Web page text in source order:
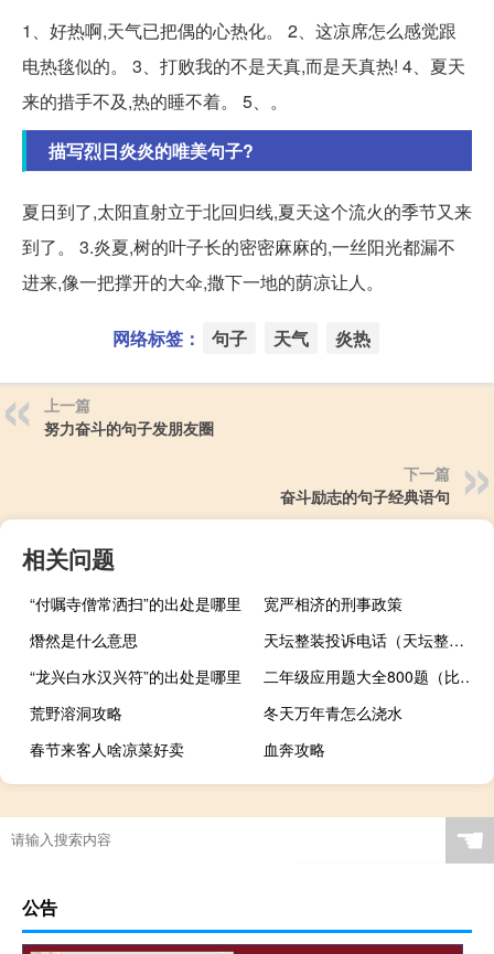
1、好热啊,天气已把偶的心热化。 2、这凉席怎么感觉跟
电热毯似的。 3、打败我的不是天真,而是天真热! 4、夏天
来的措手不及,热的睡不着。 5、。
描写烈日炎炎的唯美句子?
夏日到了,太阳直射立于北回归线,夏天这个流火的季节又来
到了。 3.炎夏,树的叶子长的密密麻麻的,一丝阳光都漏不
进来,像一把撑开的大伞,撒下一地的荫凉让人。
网络标签： 句子 天气 炎热
上一篇
努力奋斗的句子发朋友圈
下一篇
奋斗励志的句子经典语句
相关问题
“付嘱寺僧常洒扫”的出处是哪里
宽严相济的刑事政策
熸然是什么意思
天坛整装投诉电话（天坛整装）
“龙兴白水汉兴符”的出处是哪里
二年级应用题大全800题（比的应用题六年级）
荒野溶洞攻略
冬天万年青怎么浇水
春节来客人啥凉菜好卖
血奔攻略
☚
公告